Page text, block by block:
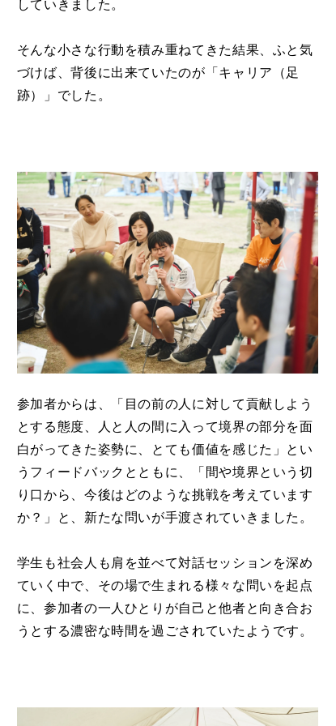
していきました。
そんな小さな行動を積み重ねてきた結果、ふと気
づけば、背後に出来ていたのが「キャリア（足
跡）」でした。
参加者からは、「目の前の人に対して貢献しよう
とする態度、人と人の間に入って境界の部分を面
白がってきた姿勢に、とても価値を感じた」とい
うフィードバックとともに、「間や境界という切
り口から、今後はどのような挑戦を考えています
か？」と、新たな問いが手渡されていきました。
学生も社会人も肩を並べて対話セッションを深め
ていく中で、その場で生まれる様々な問いを起点
に、参加者の一人ひとりが自己と他者と向き合お
うとする濃密な時間を過ごされていたようです。